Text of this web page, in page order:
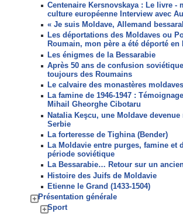
Centenaire Kersnovskaya : Le livre -
culture européenne Interview avec
« Je suis Moldave, Allemand
Les déportations des Moldaves ou
Roumain, mon père a été déporté en
Les énigmes de la Bessarabie
Après 50 ans de confusion
toujours des Roumains
Le calvaire des monastères moldaves
La famine de 1946-1947 :
Mihail Gheorghe Cibotaru
Natalia Keşcu, une Moldave devenue
Serbie
La forteresse de Tighina (Bender)
La Moldavie entre purges, famine et
période soviétique
La Bessarabie… Retour sur un
Histoire des Juifs de Moldavie
Etienne le Grand (1433-1504)
Présentation générale
Sport